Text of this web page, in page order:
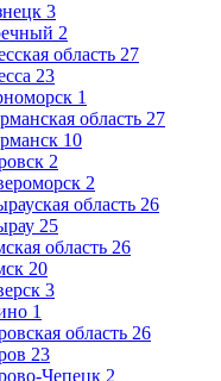
3
2
область 27
23
1
область 27
10
2
2
область 26
25
область 26
20
3
1
область 26
23
Чепецк 2